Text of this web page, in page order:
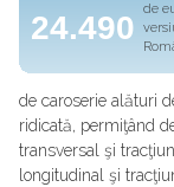
24.490
de
de caroserie alături
ridicată, permiţând
transversal şi
longitudinal şi